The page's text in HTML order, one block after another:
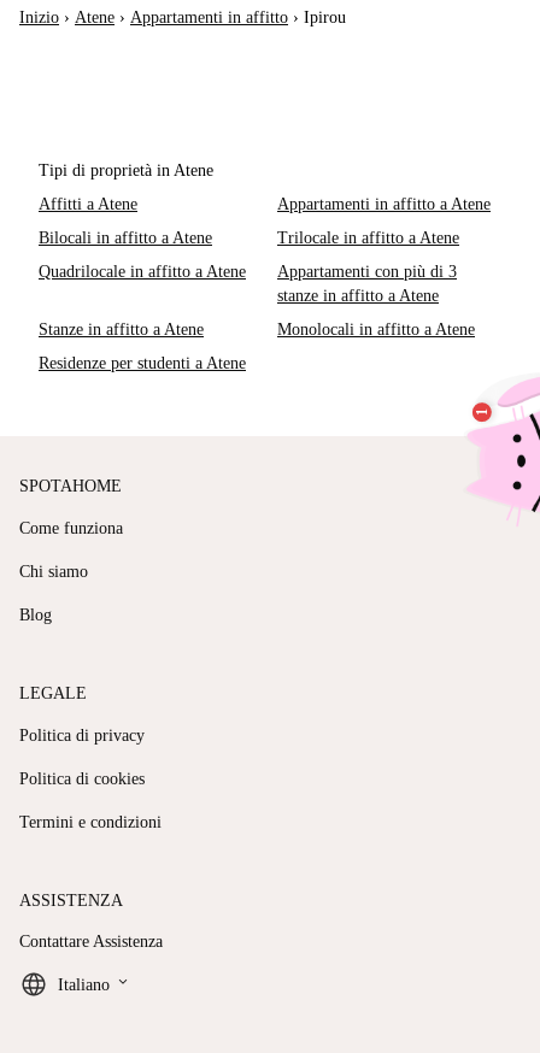
Inizio › Atene › Appartamenti in affitto › Ipirou
Tipi di proprietà in Atene
Affitti a Atene
Appartamenti in affitto a Atene
Bilocali in affitto a Atene
Trilocale in affitto a Atene
Quadrilocale in affitto a Atene
Appartamenti con più di 3
stanze in affitto a Atene
Stanze in affitto a Atene
Monolocali in affitto a Atene
Residenze per studenti a Atene
SPOTAHOME
Come funziona
Chi siamo
Blog
LEGALE
Politica di privacy
Politica di cookies
Termini e condizioni
ASSISTENZA
Contattare Assistenza
Italiano keyboard_arrow_down